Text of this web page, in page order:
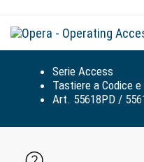
Serie Access
Tastiere a Codice
Art. 55618PD /